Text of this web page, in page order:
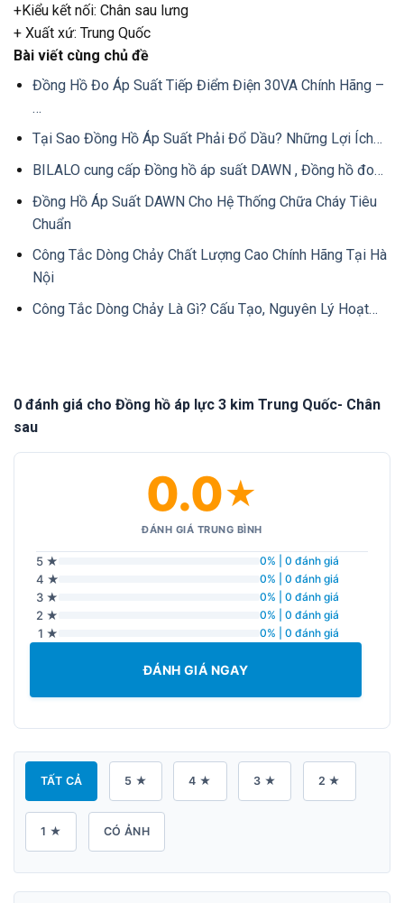
+Kiểu kết nối: Chân sau lưng
+ Xuất xứ: Trung Quốc
Bài viết cùng chủ đề
Đồng Hồ Đo Áp Suất Tiếp Điểm Điện 30VA Chính Hãng –
…
Tại Sao Đồng Hồ Áp Suất Phải Đổ Dầu? Những Lợi Ích…
BILALO cung cấp Đồng hồ áp suất DAWN , Đồng hồ đo…
Đồng Hồ Áp Suất DAWN Cho Hệ Thống Chữa Cháy Tiêu
Chuẩn
Công Tắc Dòng Chảy Chất Lượng Cao Chính Hãng Tại Hà
Nội
Công Tắc Dòng Chảy Là Gì? Cấu Tạo, Nguyên Lý Hoạt…
0 đánh giá cho Đồng hồ áp lực 3 kim Trung Quốc- Chân
sau
0.0★
ĐÁNH GIÁ TRUNG BÌNH
5 ★ 0% | 0 đánh giá
4 ★ 0% | 0 đánh giá
3 ★ 0% | 0 đánh giá
2 ★ 0% | 0 đánh giá
1 ★ 0% | 0 đánh giá
ĐÁNH GIÁ NGAY
TẤT CẢ 5 ★ 4 ★ 3 ★ 2 ★
1 ★ CÓ ẢNH